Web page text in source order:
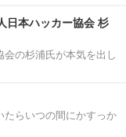
日本ハッカー協会 杉
の杉浦氏が本気を出し
らいつの間にかすっか